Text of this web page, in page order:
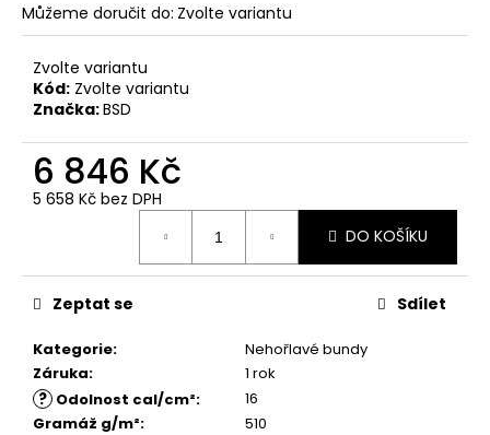
Můžeme doručit do: Zvolte variantu
Zvolte variantu
Kód: Zvolte variantu
Značka:BSD
6 846 Kč
5 658 Kč bez DPH
DO KOŠÍKU
Kategorie:
Nehořlavé bundy
Záruka: 1 rok
? Odolnost cal/cm²:
16
Gramáž g/m²:
510
Zeptat se Sdílet
u
č
u
e
m